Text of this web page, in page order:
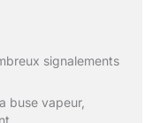
signalements
buse vapeur,